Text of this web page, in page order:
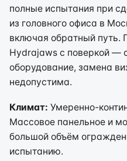
полные испытания при
из головного офиса в
включая обратный путь.
Hydrajaws с поверкой —
оборудование, замена
недопустима.
Климат: Умеренно-
Массовое панельное и
большой объём
испытанию.